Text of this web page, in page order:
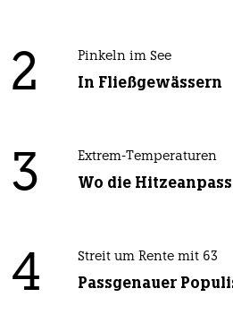
2 Pinkeln im See
In Fließgewässern
3 Extrem-Temperaturen
Wo die
4 Streit um Rente mit 63
Passgenauer